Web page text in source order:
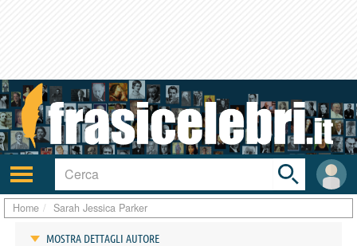
Attiva/disattiva
navigazione
User
area
Toggle
search
bar
Home Sarah Jessica Parker
MOSTRA DETTAGLI AUTORE